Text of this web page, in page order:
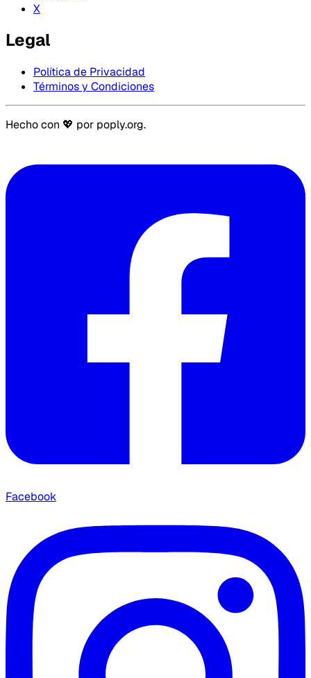
X
Legal
Política de Privacidad
Términos y Condiciones
Hecho con 💖 por poply.org.
Facebook